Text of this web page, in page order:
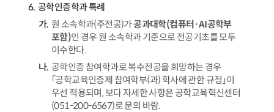
공학인증학과 특례
원 소속학과(주전공)가공과대학(컴퓨터·AI공학부
포함)인 경우 원 소속학과 기준으로 전공기초를 모두
이수한다.
공학인증 참여학과로 복수전공을 희망하는 경우
「공학교육인증제 참여학부(과) 학사에 관한 규정」이
우선 적용되며, 보다 자세한 사항은 공학교육혁신센터
(051-200-6567)로 문의 바람.